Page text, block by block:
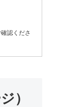
認くださ
）